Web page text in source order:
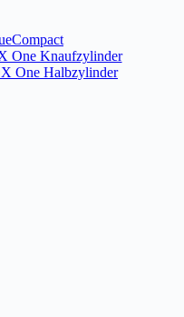
One Knaufzylinder
One Halbzylinder